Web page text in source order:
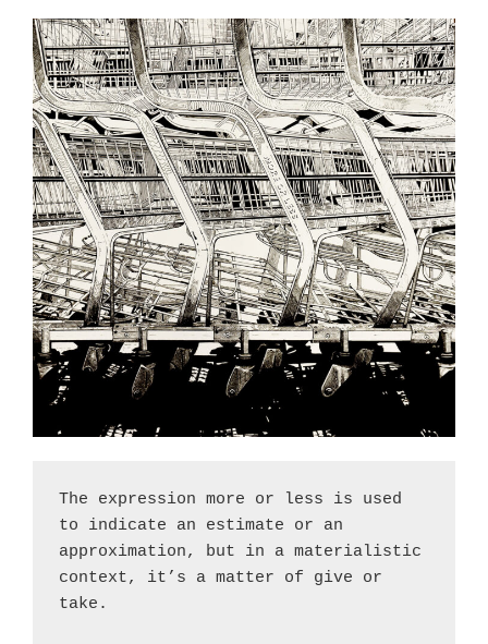
The expression more or less is used
to indicate an estimate or an
approximation, but in a materialistic
context, it’s a matter of give or
take.